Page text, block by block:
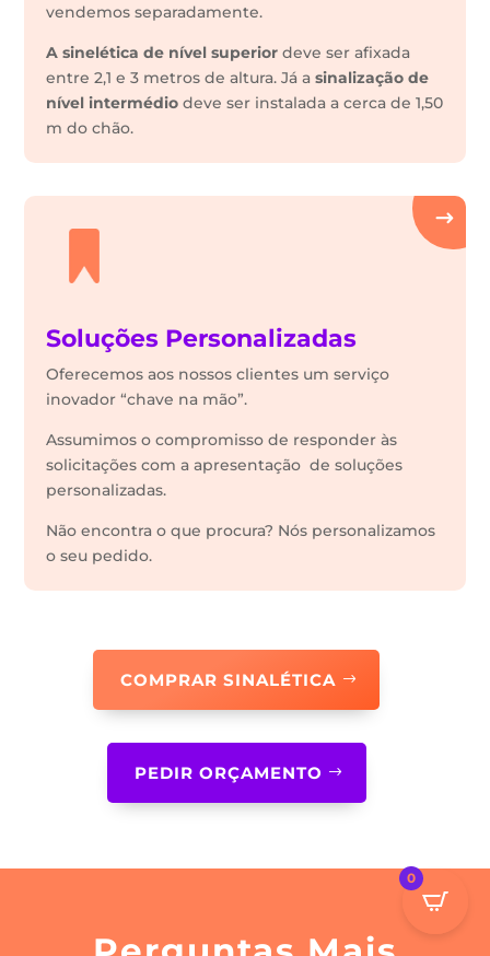
vendemos separadamente.
A sinelética de nível superior deve ser afixada
entre 2,1 e 3 metros de altura. Já asinalização de
nível intermédiodeve ser instalada a cerca de 1,50
m do chão.
Soluções Personalizadas
Oferecemos aos nossos clientes um serviço
inovador “chave na mão”.
Assumimos o compromisso de responder às
solicitações com a apresentação de soluções
personalizadas.
Não encontra o que procura? Nós personalizamos
o seu pedido.
COMPRAR SINALÉTICA
PEDIR ORÇAMENTO
0